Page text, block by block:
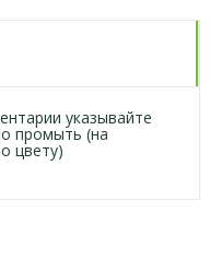
указывайте
промыть (на
цвету)